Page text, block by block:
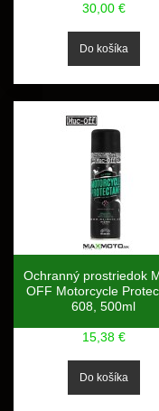
30,00 €
Ochranný prostriedok
OFF Motorcycle
608, 500ml
15,38 €